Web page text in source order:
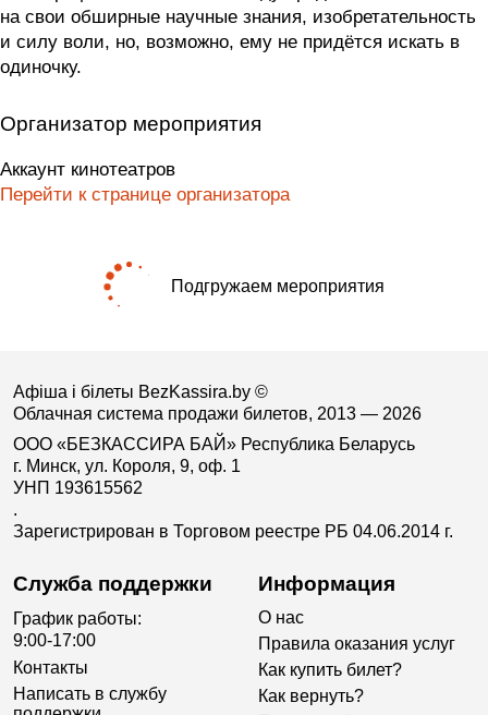
на свои обширные научные знания, изобретательность
и силу воли, но, возможно, ему не придётся искать в
одиночку.
Организатор мероприятия
Аккаунт кинотеатров
Перейти к странице организатора
Подгружаем мероприятия
Афіша і білеты BezKassira.by ©
Облачная система продажи билетов, 2013 — 2026
ООО «БЕЗКАССИРА БАЙ» Республика Беларусь
г. Минск, ул. Короля, 9, оф. 1
УНП 193615562
.
Зарегистрирован в Торговом реестре РБ 04.06.2014 г.
Служба поддержки
График работы:
9:00-17:00
Контакты
Написать в службу
Информация
О нас
Правила оказания услуг
Как купить билет?
Как вернуть?